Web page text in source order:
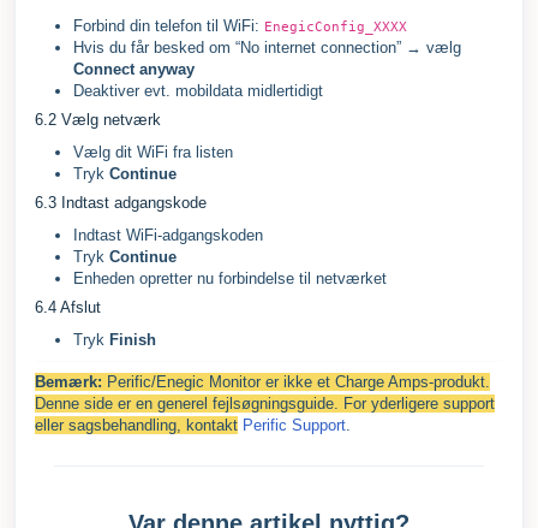
Forbind din telefon til WiFi: EnegicConfig_XXXX
Hvis du får besked om “No internet connection” → vælg
Connect anyway
Deaktiver evt. mobildata midlertidigt
6.2 Vælg netværk
Vælg dit WiFi fra listen
Tryk Continue
6.3 Indtast adgangskode
Indtast WiFi-adgangskoden
Tryk Continue
Enheden opretter nu forbindelse til netværket
6.4 Afslut
Tryk Finish
Bemærk: Perific/Enegic Monitor er ikke et Charge Amps-produkt.
Denne side er en generel fejlsøgningsguide. For yderligere support
eller sagsbehandling, kontakt Perific Support